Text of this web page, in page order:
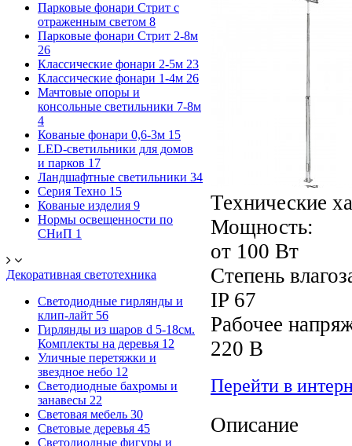
Парковые фонари Стрит с
отраженным светом 8
Парковые фонари Стрит 2-8м
26
Классические фонари 2-5м 23
Классические фонари 1-4м 26
Мачтовые опоры и
консольные светильники 7-8м
4
Кованые фонари 0,6-3м 15
LED-светильники для домов
и парков 17
Ландшафтные светильники 34
Серия Техно 15
Кованые изделия 9
Нормы освещенности по
СНиП 1
Декоративная светотехника
Светодиодные гирлянды и
клип-лайт 56
Гирлянды из шаров d 5-18cм.
Комплекты на деревья 12
Уличные перетяжки и
звездное небо 12
Светодиодные бахромы и
занавесы 22
Световая мебель 30
Световые деревья 45
Светодиодные фигуры и
Технические
Мощность:
от 100 Вт
Степень
IP 67
Рабочее
220 В
Перейти в
Описание